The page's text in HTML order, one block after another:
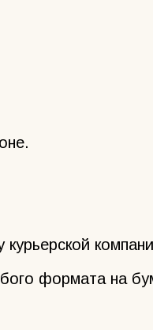
формата на